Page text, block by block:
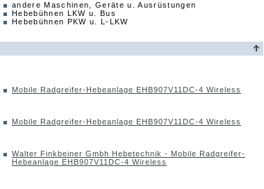
andere Maschinen, Geräte u. Ausrüstungen
Hebebühnen LKW u. Bus
Hebebühnen PKW u. L-LKW
Mobile Radgreifer-Hebeanlage EHB907V11DC-4 Wireless
Mobile Radgreifer-Hebeanlage EHB907V11DC-4 Wireless
Walter Finkbeiner Gmbh Hebetechnik - Mobile Radgreifer-
Hebeanlage EHB907V11DC-4 Wireless